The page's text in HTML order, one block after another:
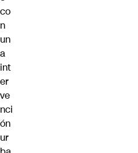
co
n
un
a
int
er
ve
nci
ón
ur